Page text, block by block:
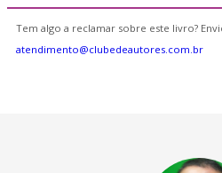
Tem algo a reclamar sobre este livro?
atendimento@clubedeautores.com.br